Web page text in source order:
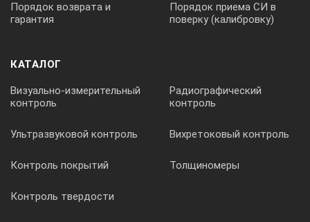
Порядок возврата и
гарантия
Порядок приема СИ в
поверку (калибровку)
КАТАЛОГ
Визуально-измерительный
контроль
Радиографический
контроль
Ультразвуковой контроль Вихретоковый контроль
Контроль покрытий Толщиномеры
Контроль твердости